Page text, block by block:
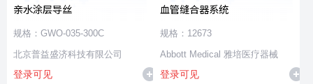
亲水涂层导丝
规格：GWO-035-300C
北京普益盛济科技有限公司
登录可见
血管缝合器系统
规格：12673
Abbott Medical 雅培医疗器械
登录可见